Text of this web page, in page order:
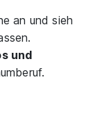
an und sieh
und